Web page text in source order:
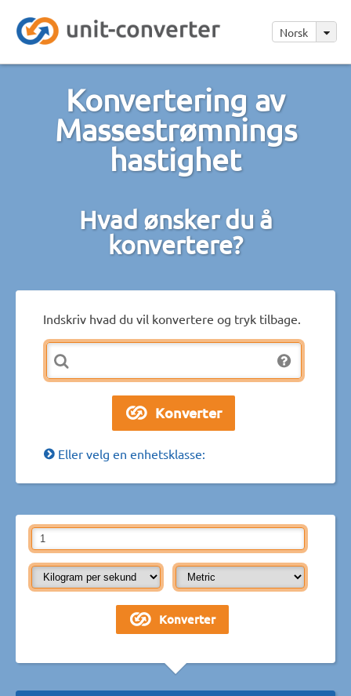
Norsk
Konvertering av
Massestrømnings
hastighet
Hvad ønsker du å
konvertere?
Indskriv hvad du vil konvertere og tryk tilbage.
Eller velg en enhetsklasse: